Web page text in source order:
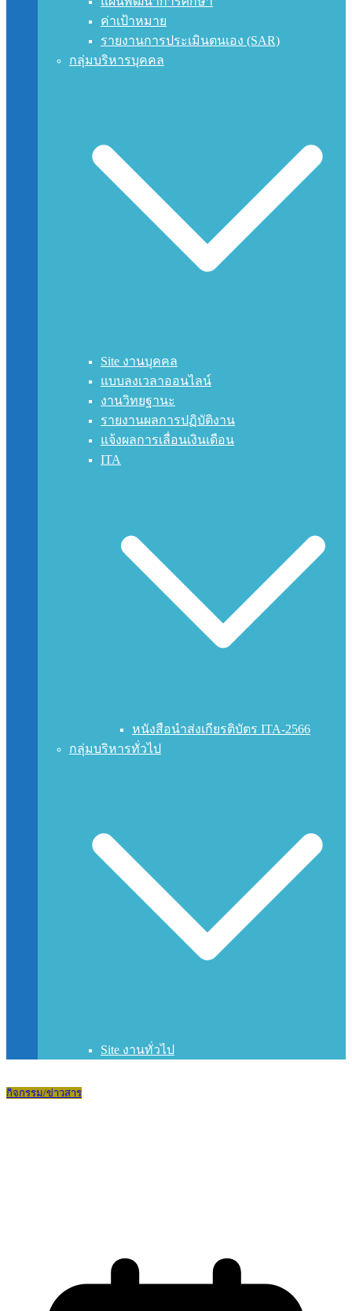
ค่าเป้าหมาย
รายงานการประเมินตนเอง (SAR)
กลุ่มบริหารบุคคล
Site งานบุคคล
แบบลงเวลาออนไลน์
งานวิทยฐานะ
รายงานผลการปฏิบัติงาน
แจ้งผลการเลื่อนเงินเดือน
ITA
หนังสือนำส่งเกียรติบัตร ITA-2566
กลุ่มบริหารทั่วไป
Site งานทั่วไป
กิจกรรม/ข่าวสาร